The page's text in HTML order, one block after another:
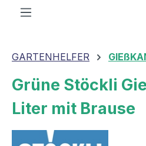
GARTENHELFER
Grüne Stöckli
Liter mit Brause